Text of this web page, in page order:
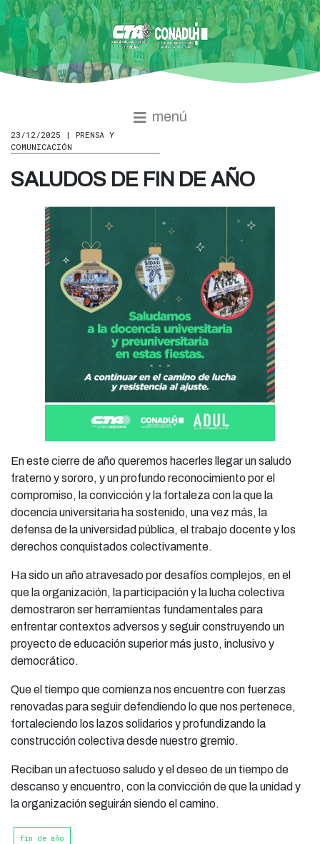
menú
fin de año
23/12/2025 | PRENSA Y
COMUNICACIÓN
SALUDOS DE FIN DE AÑO
En este cierre de año queremos hacerles llegar un saludo
fraterno y sororo, y un profundo reconocimiento por el
compromiso, la convicción y la fortaleza con la que la
docencia universitaria ha sostenido, una vez más, la
defensa de la universidad pública, el trabajo docente y los
derechos conquistados colectivamente.
Ha sido un año atravesado por desafíos complejos, en el
que la organización, la participación y la lucha colectiva
demostraron ser herramientas fundamentales para
enfrentar contextos adversos y seguir construyendo un
proyecto de educación superior más justo, inclusivo y
democrático.
Que el tiempo que comienza nos encuentre con fuerzas
renovadas para seguir defendiendo lo que nos pertenece,
fortaleciendo los lazos solidarios y profundizando la
construcción colectiva desde nuestro gremio.
Reciban un afectuoso saludo y el deseo de un tiempo de
descanso y encuentro, con la convicción de que la unidad y
la organización seguirán siendo el camino.